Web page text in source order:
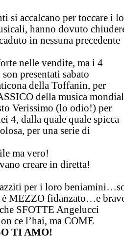
si accalcano per toccare i
hanno dovuto
in nessuna precedente
nelle vendite, ma i 4
presentati sabato
della Toffanin, per
della musica
Verissimo (lo odio!) per
4, dalla quale quale spicca
per una serie di
ma vero!
creare in diretta!
per i loro
è MEZZO fidanzato…e
SFOTTE Angelucci
ce l’hai, ma COME
TI AMO!